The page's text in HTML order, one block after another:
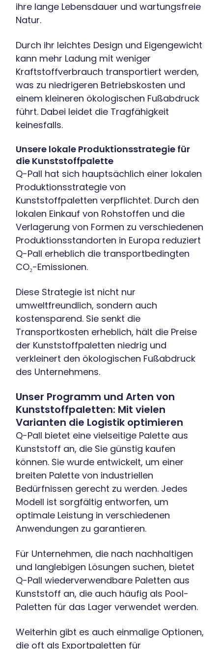
ihre lange Lebensdauer und wartungsfreie
Natur.
Durch ihr leichtes Design und Eigengewicht
kann mehr Ladung mit weniger
Kraftstoffverbrauch transportiert werden,
was zu niedrigeren Betriebskosten und
einem kleineren ökologischen Fußabdruck
führt. Dabei leidet die Tragfähigkeit
keinesfalls.
Unsere lokale Produktionsstrategie für
die Kunststoffpalette
Q-Pall hat sich hauptsächlich einer lokalen
Produktionsstrategie von
Kunststoffpaletten verpflichtet. Durch den
lokalen Einkauf von Rohstoffen und die
Verlagerung von Formen zu verschiedenen
Produktionsstandorten in Europa reduziert
Q-Pall erheblich die transportbedingten
CO₂-Emissionen.
Diese Strategie ist nicht nur
umweltfreundlich, sondern auch
kostensparend. Sie senkt die
Transportkosten erheblich, hält die Preise
der Kunststoffpaletten niedrig und
verkleinert den ökologischen Fußabdruck
des Unternehmens.
Unser Programm und Arten von
Kunststoffpaletten: Mit vielen
Varianten die Logistik optimieren
Q-Pall bietet eine vielseitige Palette aus
Kunststoff an, die Sie günstig kaufen
können. Sie wurde entwickelt, um einer
breiten Palette von industriellen
Bedürfnissen gerecht zu werden. Jedes
Modell ist sorgfältig entworfen, um
optimale Leistung in verschiedenen
Anwendungen zu garantieren.
Für Unternehmen, die nach nachhaltigen
und langlebigen Lösungen suchen, bietet
Q-Pall wiederverwendbare Paletten aus
Kunststoff an, die auch häufig als Pool-
Paletten für das Lager verwendet werden.
Weiterhin gibt es auch einmalige Optionen,
die oft als Exportpaletten für